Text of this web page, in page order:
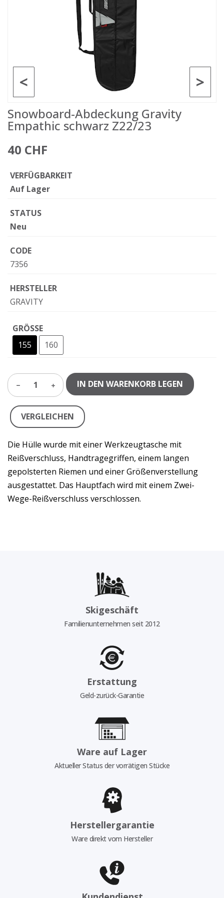
>
<
Snowboard-Abdeckung Gravity
Empathic schwarz Z22/23
40 CHF
VERFÜGBARKEIT
Auf Lager
STATUS
Neu
CODE
7356
HERSTELLER
GRAVITY
GRÖSSE
155
160
1 IN DEN WARENKORB LEGEN
VERGLEICHEN
Die Hülle wurde mit einer Werkzeugtasche mit
Reißverschluss, Handtragegriffen, einem langen
gepolsterten Riemen und einer Größenverstellung
ausgestattet. Das Hauptfach wird mit einem Zwei-
Wege-Reißverschluss verschlossen.
Skigeschäft
Familienunternehmen seit 2012
Erstattung
Geld-zurück-Garantie
Ware auf Lager
Aktueller Status der vorrätigen Stücke
Herstellergarantie
Ware direkt vom Hersteller